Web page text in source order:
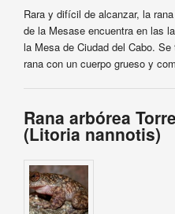
Rara y difícil de alcanzar, la
de la Mesase encuentra en las
la Mesa de Ciudad del Cabo.
rana con un cuerpo grueso y
Rana arbórea
(Litoria nannotis)